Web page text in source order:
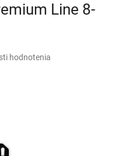
Line 8-
hodnotenia